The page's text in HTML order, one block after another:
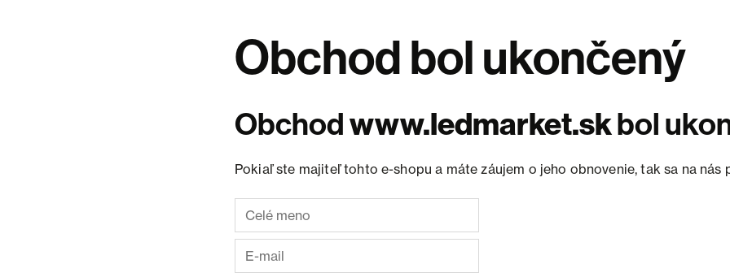
Obchod bol ukončený
Obchodwww.ledmarket.skbol
Pokiaľ ste majiteľ tohto e-shopu a máte záujem o jeho obnovenie, tak sa na nás